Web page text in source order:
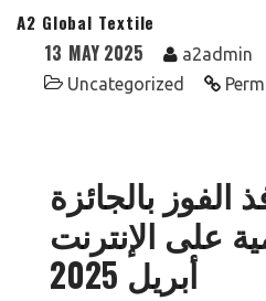
A2 Global Textile
13 MAY 2025 a2admin
Uncategorized
الفوز بالجائزة
على الإنترنت
أبريل 2025